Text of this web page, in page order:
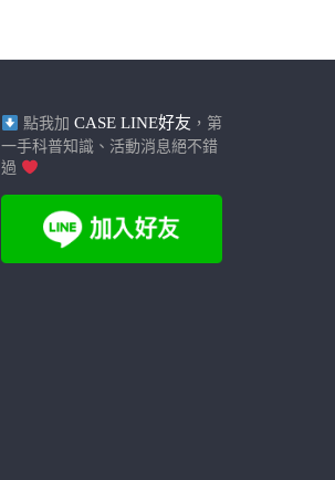
點我加 CASE LINE好友 ，第
一手科普知識、活動消息絕不錯
過